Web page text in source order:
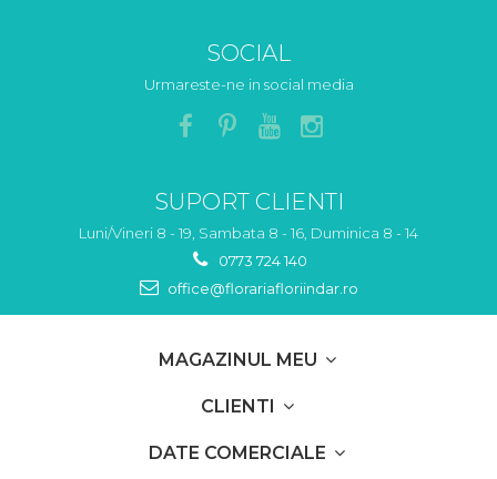
SOCIAL
Urmareste-ne in social media
SUPORT CLIENTI
Luni/Vineri 8 - 19, Sambata 8 - 16, Duminica 8 - 14
0773 724 140
office@florariafloriindar.ro
MAGAZINUL MEU
CLIENTI
DATE COMERCIALE